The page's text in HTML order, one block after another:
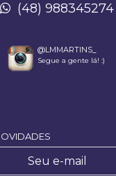
(48) 988345274
@LMMARTINS_
Segue a gente lá! :)